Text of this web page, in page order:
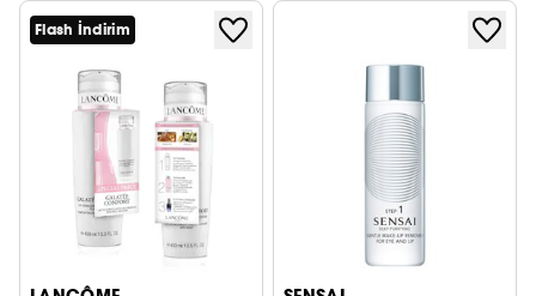
Flash İndirim